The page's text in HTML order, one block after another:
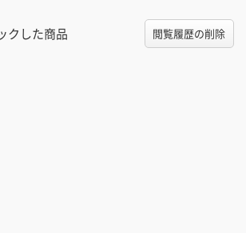
クした商品 閲覧履歴の削除